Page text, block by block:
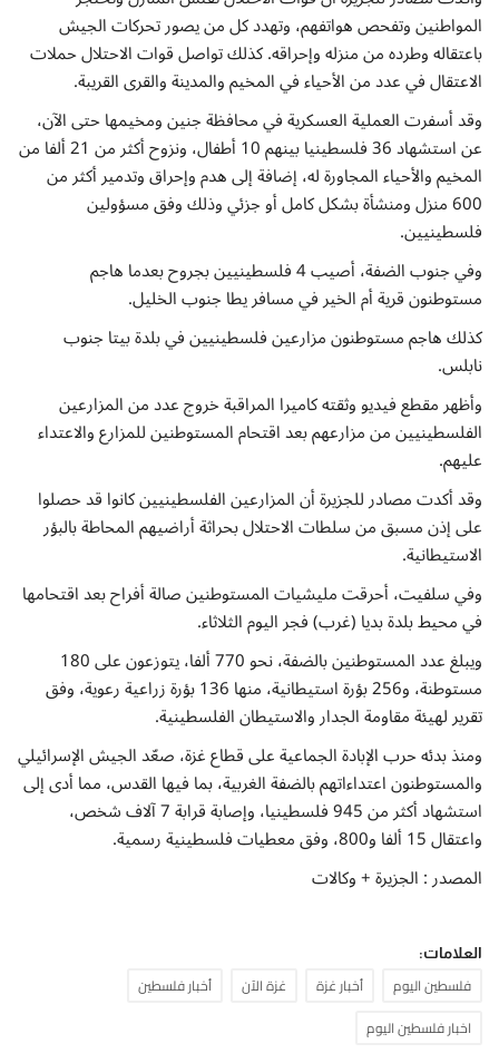
المواطنين وتفحص هواتفهم، وتهدد كل من يصور تحركات الجيش
باعتقاله وطرده من منزله وإحراقه. كذلك تواصل قوات الاحتلال حملات
الاعتقال في عدد من الأحياء في المخيم والمدينة والقرى القريبة.
وقد أسفرت العملية العسكرية في محافظة جنين ومخيمها حتى الآن،
عن استشهاد 36 فلسطينيا بينهم 10 أطفال، ونزوح أكثر من 21 ألفا من
المخيم والأحياء المجاورة له، إضافة إلى هدم وإحراق وتدمير أكثر من
600 منزل ومنشأة بشكل كامل أو جزئي وذلك وفق مسؤولين
فلسطينيين.
وفي جنوب الضفة، أصيب 4 فلسطينيين بجروح بعدما هاجم
مستوطنون قرية أم الخير في مسافر يطا جنوب الخليل.
كذلك هاجم مستوطنون مزارعين فلسطينيين في بلدة بيتا جنوب
نابلس.
وأظهر مقطع فيديو وثقته كاميرا المراقبة خروج عدد من المزارعين
الفلسطينيين من مزارعهم بعد اقتحام المستوطنين للمزارع والاعتداء
عليهم.
وقد أكدت مصادر للجزيرة أن المزارعين الفلسطينيين كانوا قد حصلوا
على إذن مسبق من سلطات الاحتلال بحراثة أراضيهم المحاطة بالبؤر
الاستيطانية.
وفي سلفيت، أحرقت مليشيات المستوطنين صالة أفراح بعد اقتحامها
في محيط بلدة بديا (غرب) فجر اليوم الثلاثاء.
ويبلغ عدد المستوطنين بالضفة، نحو 770 ألفا، يتوزعون على 180
مستوطنة، و256 بؤرة استيطانية، منها 136 بؤرة زراعية رعوية، وفق
تقرير لهيئة مقاومة الجدار والاستيطان الفلسطينية.
ومنذ بدئه حرب الإبادة الجماعية على قطاع غزة، صعّد الجيش الإسرائيلي
والمستوطنون اعتداءاتهم بالضفة الغربية، بما فيها القدس، مما أدى إلى
استشهاد أكثر من 945 فلسطينيا، وإصابة قرابة 7 آلاف شخص،
واعتقال 15 ألفا و800، وفق معطيات فلسطينية رسمية.
المصدر : الجزيرة + وكالات
العلامات:
فلسطين اليوم أخبار غزة غزة الآن
أخبار فلسطين
اخبار فلسطين اليوم